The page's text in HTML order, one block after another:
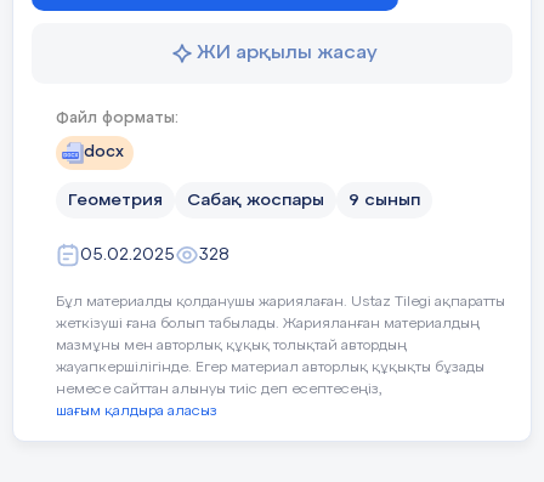
Сабақтың мақсаты:
Уақыты Кезең дері
5 минут Ұйымдастыру
ЖИ арқылы жасау
Файл форматы:
docx
Геометрия Сабақ жоспары 9 сынып
05.02.2025 328
Бұл материалды қолданушы жариялаған. Ustaz Tilegi ақпаратты
жеткізуші ғана болып табылады. Жарияланған материалдың
мазмұны мен авторлық құқық толықтай автордың
жауапкершілігінде. Егер материал авторлық құқықты бұзады
немесе сайттан алынуы тиіс деп есептесеңіз,
шағым қалдыра аласыз